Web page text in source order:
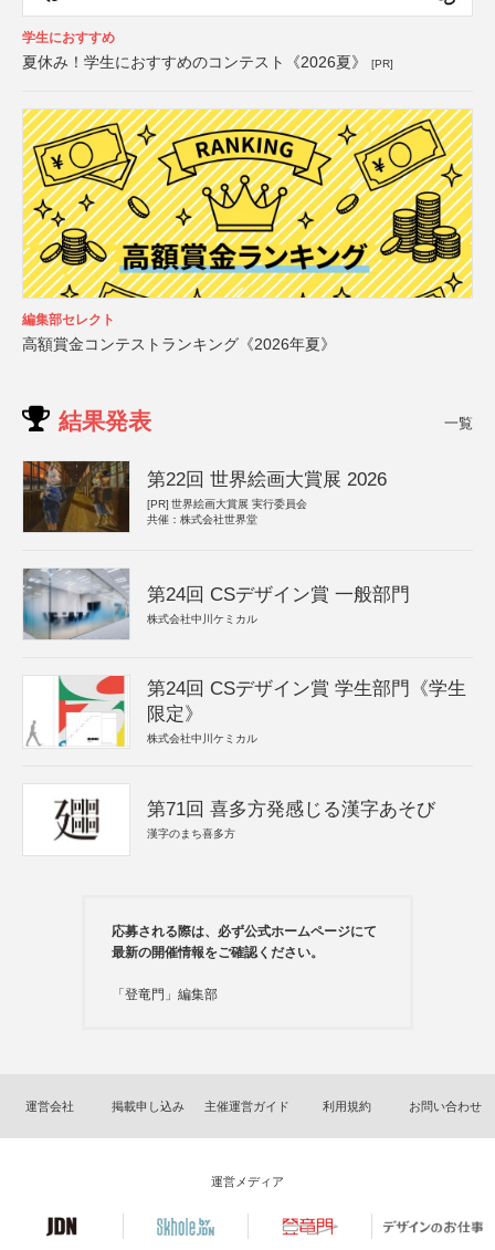
学生におすすめ
夏休み！学生におすすめのコンテスト《2026夏》 [PR]
編集部セレクト
高額賞金コンテストランキング《2026年夏》
結果発表 一覧
第22回 世界絵画大賞展 2026
[PR] 世界絵画大賞展 実行委員会
共催：株式会社世界堂
第24回 CSデザイン賞 一般部門
株式会社中川ケミカル
第24回 CSデザイン賞 学生部門《学生
限定》
株式会社中川ケミカル
第71回 喜多方発感じる漢字あそび
漢字のまち喜多方
応募される際は、必ず公式ホームページにて
最新の開催情報をご確認ください。
「登竜門」編集部
運営会社 掲載申し込み 主催運営ガイド 利用規約 お問い合わせ
運営メディア